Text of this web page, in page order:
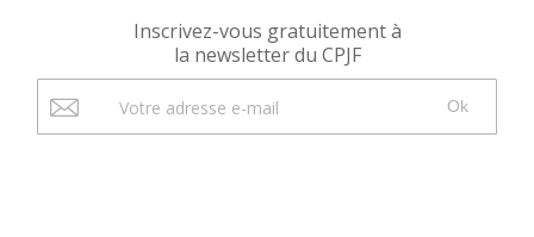
Inscrivez-vous gratuitement à
la newsletter du CPJF
Ok